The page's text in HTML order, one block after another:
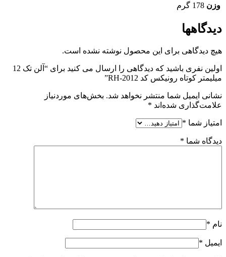
وزن 178 گرم
دیدگاهها
هیچ دیدگاهی برای این محصول نوشته نشده است.
اولین نفری باشید که دیدگاهی را ارسال می کنید برای “آلن تک 12
میلیمتر کوتاه رونیکس کد RH-2012”
نشانی ایمیل شما منتشر نخواهد شد. بخش‌های موردنیاز
علامت‌گذاری شده‌اند *
امتیاز شما *
دیدگاه شما *
نام *
ایمیل *